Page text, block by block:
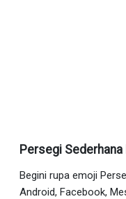
Persegi
Begini rupa emoji
Android, Facebook,